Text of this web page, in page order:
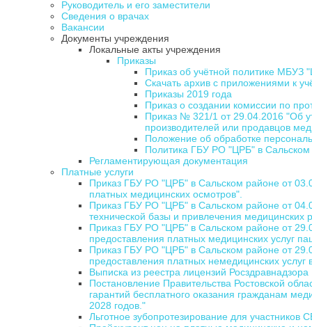
Руководитель и его заместители
Сведения о врачах
Вакансии
Документы учреждения
Локальные акты учреждения
Приказы
Приказ об учётной политике МБУЗ
Скачать архив с приложениями к
Приказы 2019 года
Приказ о создании комиссии по
Приказ № 321/1 от 29.04.2016 "Об
производителей или продавцов
Положение об обработке
Политика ГБУ РО "ЦРБ" в Сальском
Регламентирующая документация
Платные услуги
Приказ ГБУ РО "ЦРБ" в Сальском районе от
платных медицинских осмотров".
Приказ ГБУ РО "ЦРБ" в Сальском районе от
технической базы и привлечения медицинских
Приказ ГБУ РО "ЦРБ" в Сальском районе от
предоставления платных медицинских услуг
Приказ ГБУ РО "ЦРБ" в Сальском районе от
предоставления платных немедицинских услуг
Выписка из реестра лицензий Росздравнадзора
Постановление Правительства Ростовской
гарантий бесплатного оказания гражданам
2028 годов."
Льготное зубопротезирование для участников